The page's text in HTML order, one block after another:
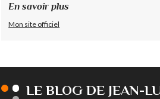
En savoir plus
Mon site officiel
LE BLOG DE JEAN-